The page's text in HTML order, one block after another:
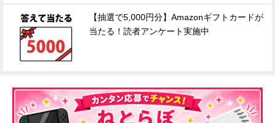
【抽選で5,000円分】Amazonギフトカードが
当たる！読者アンケート実施中